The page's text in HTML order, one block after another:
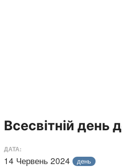
Всесвітній день
ДАТА:
14 Червень 2024 день